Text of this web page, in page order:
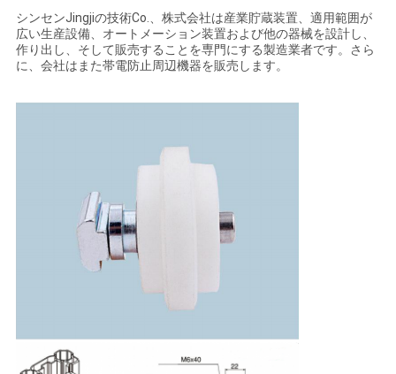
シンセンJingjiの技術Co.、株式会社は産業貯蔵装置、適用範囲が
広い生産設備、オートメーション装置および他の器械を設計し、
作り出し、そして販売することを専門にする製造業者です。さら
に、会社はまた帯電防止周辺機器を販売します。